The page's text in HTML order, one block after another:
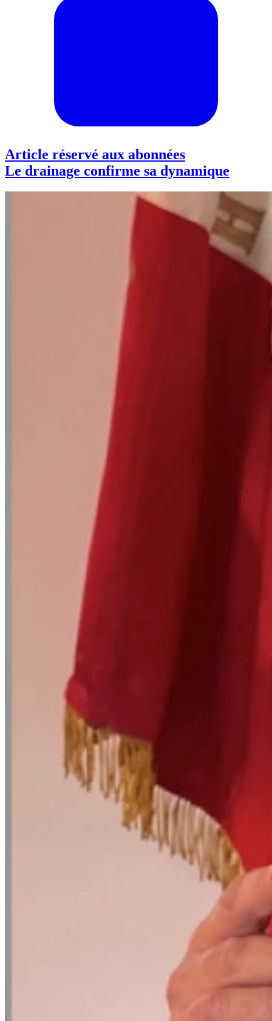
Article réservé aux abonnées
Le drainage confirme sa dynamique